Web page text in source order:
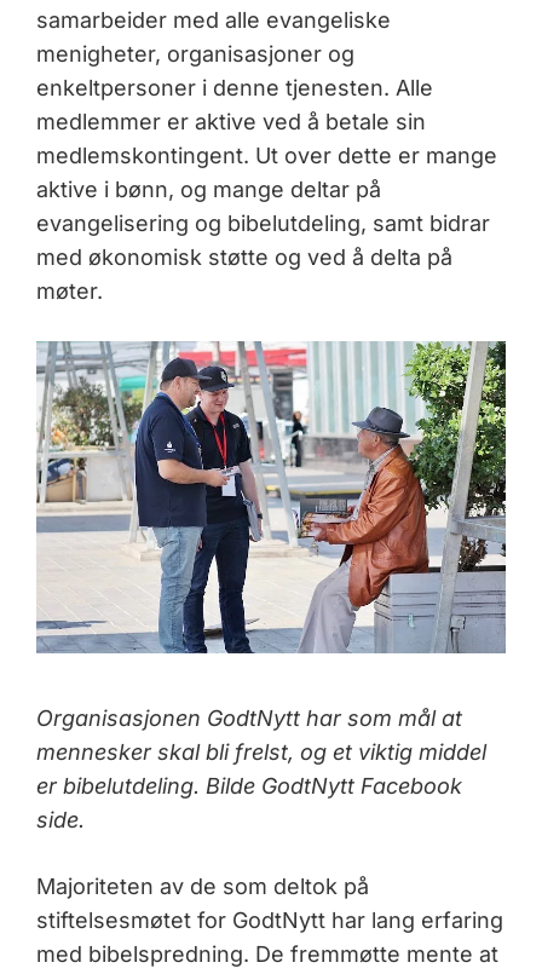
samarbeider med alle evangeliske
menigheter, organisasjoner og
enkeltpersoner i denne tjenesten. Alle
medlemmer er aktive ved å betale sin
medlemskontingent. Ut over dette er mange
aktive i bønn, og mange deltar på
evangelisering og bibelutdeling, samt bidrar
med økonomisk støtte og ved å delta på
møter.
Organisasjonen GodtNytt har som mål at
mennesker skal bli frelst, og et viktig middel
er bibelutdeling. Bilde GodtNytt Facebook
side.
Majoriteten av de som deltok på
stiftelsesmøtet for GodtNytt har lang erfaring
med bibelspredning. De fremmøtte mente at